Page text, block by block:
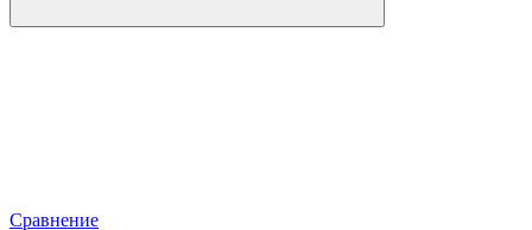
Сравнение